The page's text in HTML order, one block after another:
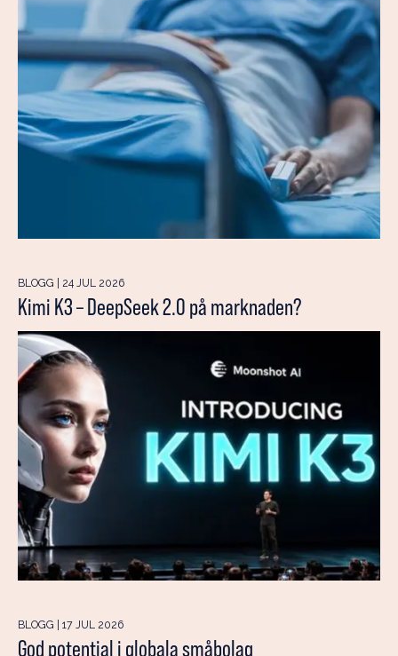
BLOGG | 24 JUL 2026
Kimi K3 – DeepSeek 2.0 på marknaden?
BLOGG | 17 JUL 2026
God potential i globala småbolag